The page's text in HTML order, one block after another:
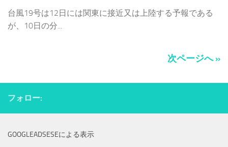
台風19号は12日には関東に接近又は上陸する予報である
が、10日の分...
次ページへ »
フォロー:
GOOGLEADSESEによる表示